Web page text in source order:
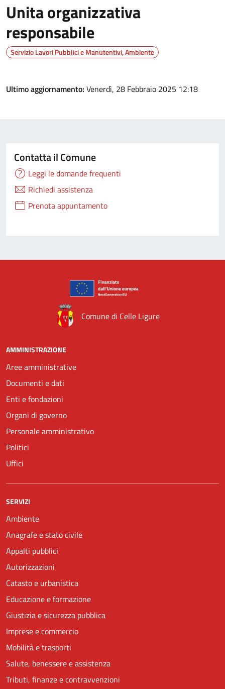
Unita organizzativa
responsabile
Servizio Lavori Pubblici e Manutentivi, Ambiente
Ultimo aggiornamento: Venerdì, 28 Febbraio 2025 12:18
Contatta il Comune
Leggi le domande frequenti
Richiedi assistenza
Prenota appuntamento
Comune di Celle Ligure
AMMINISTRAZIONE
Aree amministrative
Documenti e dati
Enti e fondazioni
Organi di governo
Personale amministrativo
Politici
Uffici
SERVIZI
Ambiente
Anagrafe e stato civile
Appalti pubblici
Autorizzazioni
Catasto e urbanistica
Educazione e formazione
Giustizia e sicurezza pubblica
Imprese e commercio
Mobilità e trasporti
Salute, benessere e assistenza
Tributi, finanze e contravvenzioni